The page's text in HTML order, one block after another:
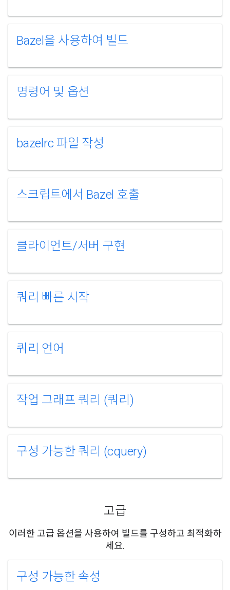
Bazel을 사용하여 빌드
명령어 및 옵션
bazelrc 파일 작성
스크립트에서 Bazel 호출
클라이언트/서버 구현
쿼리 빠른 시작
쿼리 언어
작업 그래프 쿼리 (쿼리)
구성 가능한 쿼리 (cquery)
고급
이러한 고급 옵션을 사용하여 빌드를 구성하고 최적화하
세요.
구성 가능한 속성